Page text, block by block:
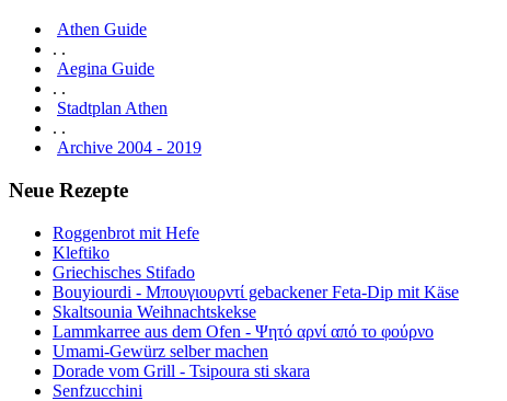
Athen Guide
. .
Aegina Guide
. .
Stadtplan Athen
. .
Archive 2004 - 2019
Neue Rezepte
Roggenbrot mit Hefe
Kleftiko
Griechisches Stifado
Bouyiourdi - Μπουγιουρντί gebackener Feta-Dip mit Käse
Skaltsounia Weihnachtskekse
Lammkarree aus dem Ofen - Ψητό αρνί από το φούρνο
Umami-Gewürz selber machen
Dorade vom Grill - Tsipoura sti skara
Senfzucchini